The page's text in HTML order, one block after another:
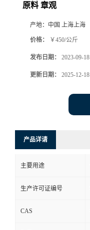
原料 章观
产地： 中国 上海上海
价格： ￥450/公斤
发布日期： 2023-09-18
更新日期： 2025-12-18
产品详请
主要用途
生产许可证编号
CAS